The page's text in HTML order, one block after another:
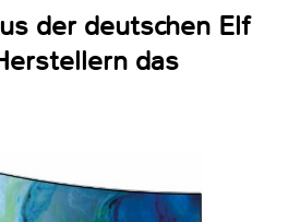
der deutschen Elf
das